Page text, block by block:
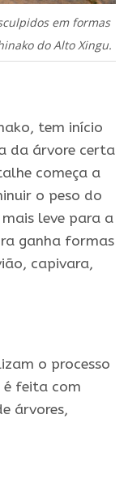
em formas
do Alto Xingu.
tem início
da árvore certa
começa a
o peso do
leve para a
ganha formas
capivara,
o processo
é feita com
árvores,